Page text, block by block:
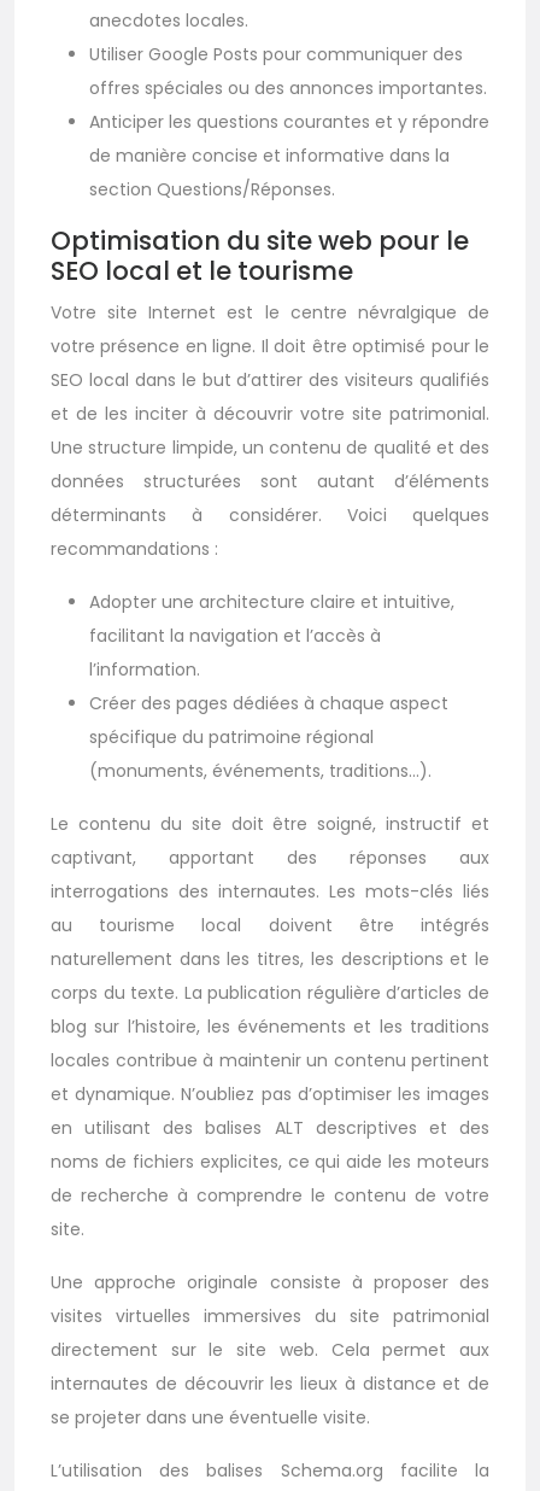
anecdotes locales.
Utiliser Google Posts pour communiquer des
offres spéciales ou des annonces importantes.
Anticiper les questions courantes et y répondre
de manière concise et informative dans la
section Questions/Réponses.
Optimisation du site web pour le
SEO local et le tourisme
Votre site Internet est le centre névralgique de
votre présence en ligne. Il doit être optimisé pour le
SEO local dans le but d’attirer des visiteurs qualifiés
et de les inciter à découvrir votre site patrimonial.
Une structure limpide, un contenu de qualité et des
données structurées sont autant d’éléments
déterminants à considérer. Voici quelques
recommandations :
Adopter une architecture claire et intuitive,
facilitant la navigation et l’accès à
l’information.
Créer des pages dédiées à chaque aspect
spécifique du patrimoine régional
(monuments, événements, traditions…).
Le contenu du site doit être soigné, instructif et
captivant, apportant des réponses aux
interrogations des internautes. Les mots-clés liés
au tourisme local doivent être intégrés
naturellement dans les titres, les descriptions et le
corps du texte. La publication régulière d’articles de
blog sur l’histoire, les événements et les traditions
locales contribue à maintenir un contenu pertinent
et dynamique. N’oubliez pas d’optimiser les images
en utilisant des balises ALT descriptives et des
noms de fichiers explicites, ce qui aide les moteurs
de recherche à comprendre le contenu de votre
site.
Une approche originale consiste à proposer des
visites virtuelles immersives du site patrimonial
directement sur le site web. Cela permet aux
internautes de découvrir les lieux à distance et de
se projeter dans une éventuelle visite.
L’utilisation des balises Schema.org facilite la